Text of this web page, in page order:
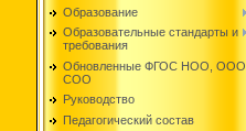
Образование
Образовательные стандарты и
требования
Обновленные ФГОС НОО, ООО,
СОО
Руководство
Педагогический состав